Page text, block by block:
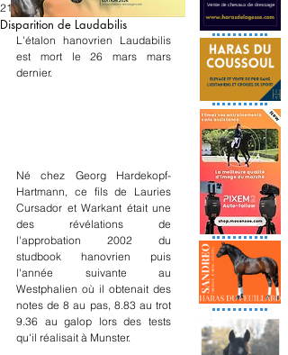
Disparition de Laudabilis
21 avr. 2025
L'étalon hanovrien Laudabilis
est mort le 26 mars mars
dernier.
Né chez Georg Hardekopf-
Hartmann, ce fils de Lauries
Cursador et Warkant était une
des révélations de
l'approbation 2002 du
studbook hanovrien puis
l'année suivante au
Westphalien où il obtenait des
notes de 8 au pas, 8.83 au trot
9.36 au galop lors des tests
qu'il réalisait à Munster.